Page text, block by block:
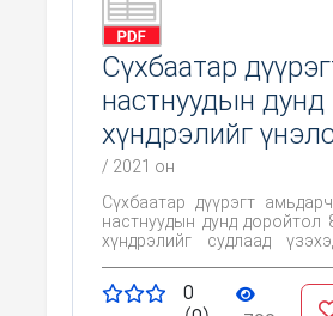
Сүхбаатар
настнуудын
хүндрэлийг
/ 2021 он
Сүхбаатар дүүрэгт
настнуудын дунд
хүндрэлийг судлаад
урт хугацааны асаргаа
0